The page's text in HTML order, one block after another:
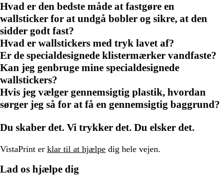
Hvad er den bedste måde at fastgøre en
wallsticker for at undgå bobler og sikre, at den
sidder godt fast?
Hvad er wallstickers med tryk lavet af?
Er de specialdesignede klistermærker vandfaste?
Kan jeg genbruge mine specialdesignede
wallstickers?
Hvis jeg vælger gennemsigtig plastik, hvordan
sørger jeg så for at få en gennemsigtig baggrund?
Du skaber det. Vi trykker det. Du elsker det.
VistaPrint er klar til at hjælpe dig hele vejen.
Lad os hjælpe dig